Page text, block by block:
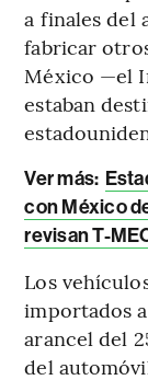
a finales del
fabricar
México —el
estaban
Ver más:
con México
revisan T-
Los
importados
arancel del
del